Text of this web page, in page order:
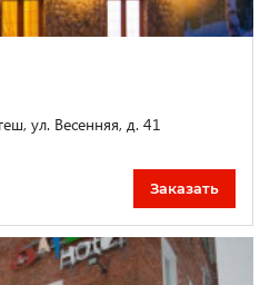
ул. Весенняя, д. 41
Заказать